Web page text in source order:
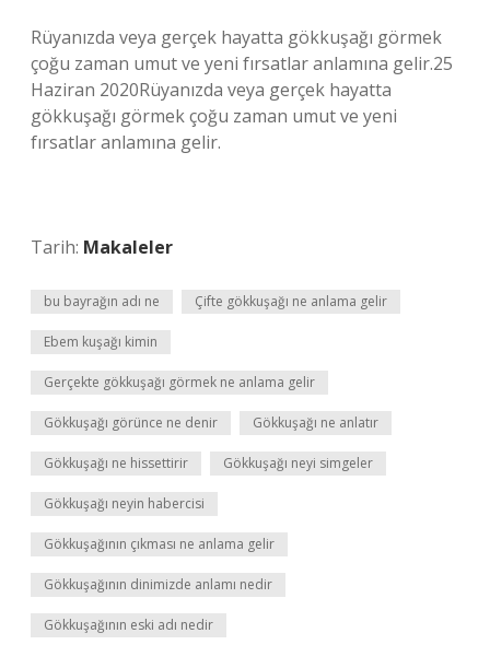
Rüyanızda veya gerçek hayatta gökkuşağı görmek
çoğu zaman umut ve yeni fırsatlar anlamına gelir.25
Haziran 2020Rüyanızda veya gerçek hayatta
gökkuşağı görmek çoğu zaman umut ve yeni
fırsatlar anlamına gelir.
Tarih: Makaleler
bu bayrağın adı ne Çifte gökkuşağı ne anlama gelir
Ebem kuşağı kimin
Gerçekte gökkuşağı görmek ne anlama gelir
Gökkuşağı görünce ne denir Gökkuşağı ne anlatır
Gökkuşağı ne hissettirir Gökkuşağı neyi simgeler
Gökkuşağı neyin habercisi
Gökkuşağının çıkması ne anlama gelir
Gökkuşağının dinimizde anlamı nedir
Gökkuşağının eski adı nedir